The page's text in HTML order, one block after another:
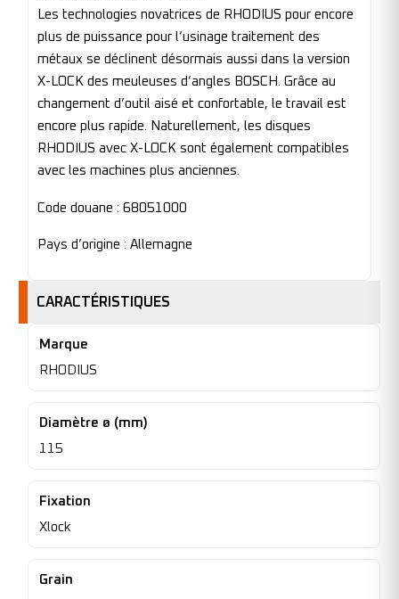
Les technologies novatrices de RHODIUS pour encore
plus de puissance pour l’usinage traitement des
métaux se déclinent désormais aussi dans la version
X-LOCK des meuleuses d’angles BOSCH. Grâce au
changement d’outil aisé et confortable, le travail est
encore plus rapide. Naturellement, les disques
RHODIUS avec X-LOCK sont également compatibles
avec les machines plus anciennes.
Code douane : 68051000
Pays d’origine : Allemagne
CARACTÉRISTIQUES
Marque
RHODIUS
Diamètre ø (mm)
115
Fixation
Xlock
Grain